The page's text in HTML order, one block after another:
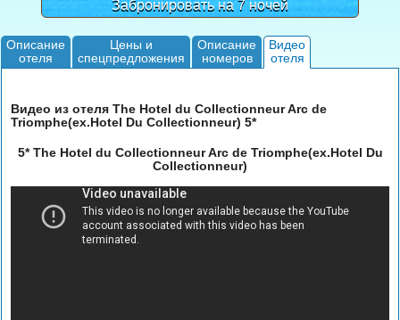
Забронировать на 7 ночей
Описание
отеля
Цены и
спецпредложения
Описание
номеров
Видео
отеля
Видео из отеля The Hotel du Collectionneur Arc de
Triomphe(ex.Hotel Du Collectionneur) 5*
5* The Hotel du Collectionneur Arc de Triomphe(ex.Hotel Du
Collectionneur)